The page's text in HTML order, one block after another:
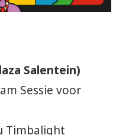
Salentein)
Sessie voor
Timbalight